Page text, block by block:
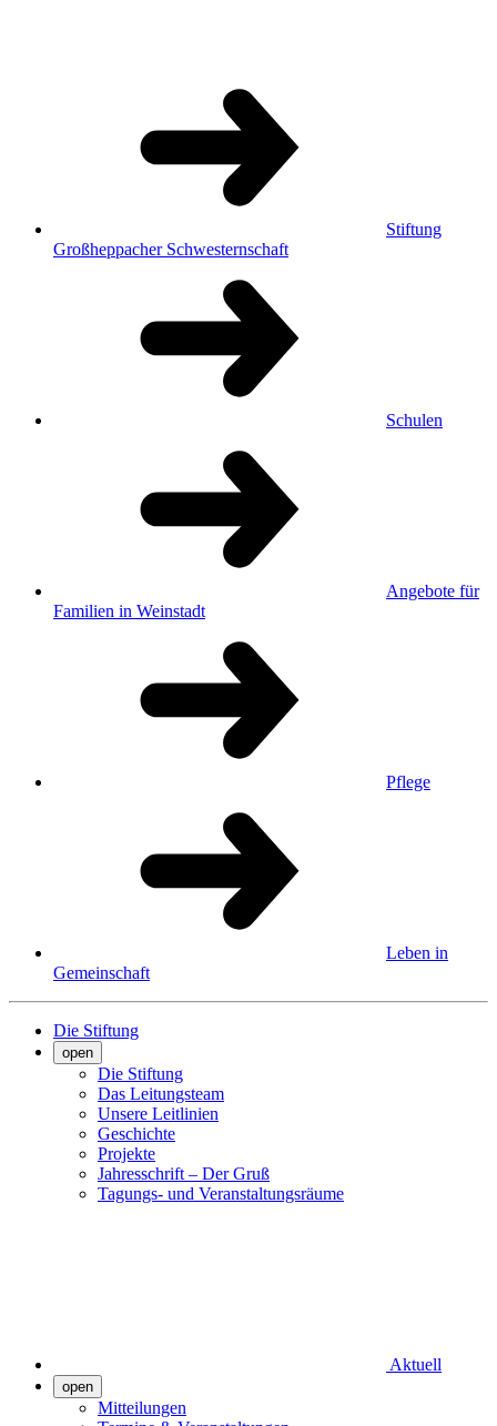
Stiftung
Großheppacher Schwesternschaft
Schulen
Angebote für
Familien in Weinstadt
Pflege
Leben in
Gemeinschaft
Die Stiftung
open
Die Stiftung
Das Leitungsteam
Unsere Leitlinien
Geschichte
Projekte
Jahresschrift – Der Gruß
Tagungs- und Veranstaltungsräume
Aktuell
open
Mitteilungen